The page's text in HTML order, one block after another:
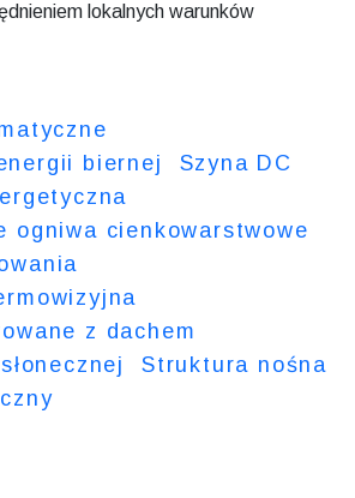
lokalnych warunków
biernej
Szyna DC
ogniwa cienkowarstwowe
z dachem
Struktura nośna